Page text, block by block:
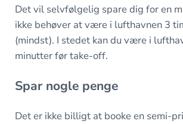
Det vil selvfølgelig spare dig for en
ikke behøver at være i lufthavnen 3
(mindst). I stedet kan du være i
minutter før take-off.
Spar nogle penge
Det er ikke billigt at booke en semi-